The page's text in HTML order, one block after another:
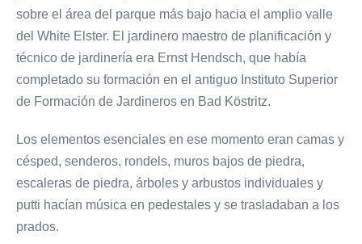
sobre el área del parque más bajo hacia el amplio valle
del White Elster. El jardinero maestro de planificación y
técnico de jardinería era Ernst Hendsch, que había
completado su formación en el antiguo Instituto Superior
de Formación de Jardineros en Bad Köstritz.
Los elementos esenciales en ese momento eran camas y
césped, senderos, rondels, muros bajos de piedra,
escaleras de piedra, árboles y arbustos individuales y
putti hacían música en pedestales y se trasladaban a los
prados.